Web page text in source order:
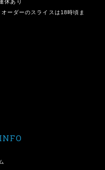
休あり
ーダーのスライスは18時頃ま